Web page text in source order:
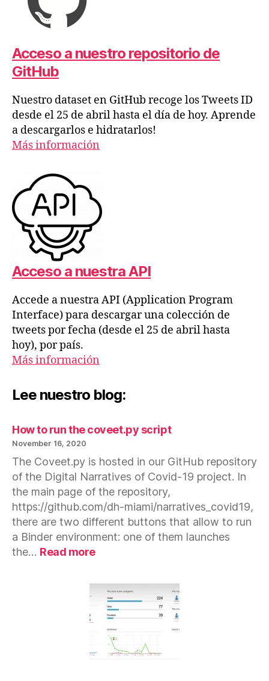
Acceso a nuestro repositorio de
GitHub
Nuestro dataset en GitHub recoge los Tweets ID
desde el 25 de abril hasta el día de hoy. Aprende
a descargarlos e hidratarlos!
Más información
Acceso a nuestra API
Accede a nuestra API (Application Program
Interface) para descargar una colección de
tweets por fecha (desde el 25 de abril hasta
hoy), por país.
Más información
Lee nuestro blog:
How to run the coveet.py script
November 16, 2020
The Coveet.py is hosted in our GitHub repository
of the Digital Narratives of Covid-19 project. In
the main page of the repository,
https://github.com/dh-miami/narratives_covid19,
there are two different buttons that allow to run
a Binder environment: one of them launches
the… Read more:
run
the
coveet.py
script